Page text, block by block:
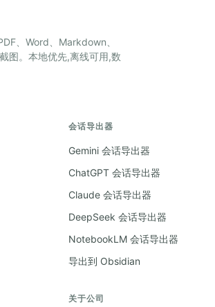
、Word、Markdown、
图。本地优先,离线可用,数
会话导出器
Gemini 会话导出器
ChatGPT 会话导出器
Claude 会话导出器
DeepSeek 会话导出器
NotebookLM 会话导出器
导出到 Obsidian
关于公司